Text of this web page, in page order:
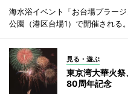
海水浴イベント「お台場プラー
公園（港区台場1）で開催される。
見る・遊ぶ
東京湾大華火
80周年記念